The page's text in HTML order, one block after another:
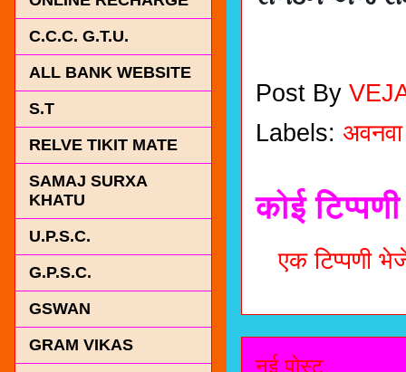
Post By
Labels:
कोई
एक टिप्पणी
नई पोस्ट
C.C.C. G.T.U.
ALL BANK WEBSITE
S.T
RELVE TIKIT MATE
SAMAJ SURXA
KHATU
U.P.S.C.
G.P.S.C.
GSWAN
GRAM VIKAS